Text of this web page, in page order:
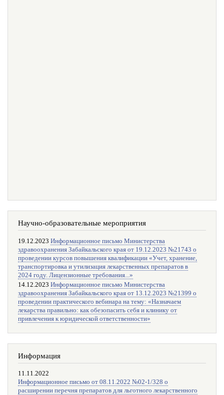
Научно-образовательные мероприятия
19.12.2023 Информационное письмо Министерства
здравоохранения Забайкальского края от 19.12.2023 №21743 о
проведении курсов повышения квалификации «Учет, хранение,
транспортировка и утилизация лекарственных препаратов в
2024 году. Лицензионные требования...»
14.12.2023 Информационное письмо Министерства
здравоохранения Забайкальского края от 13.12.2023 №21399 о
проведении практического вебинара на тему: «Назначаем
лекарства правильно: как обезопасить себя и клинику от
привлечения к юридической ответственности»
Информация
11.11.2022
Информационное письмо от 08.11.2022 №02-1/328 о
расширении перечня препаратов для льготного лекарственного